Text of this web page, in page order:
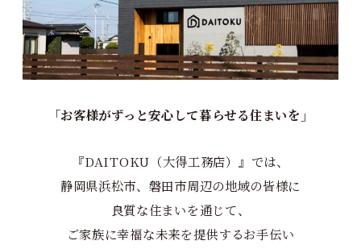
「お客様がずっと安心して暮らせる住まいを」
『DAITOKU（大得工務店）』では、
静岡県浜松市、磐田市周辺の地域の皆様に
良質な住まいを通じて、
ご家族に幸福な未来を提供するお手伝い